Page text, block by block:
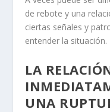
de rebote y una
ciertas señales y
entender la situación.
LA
UNA